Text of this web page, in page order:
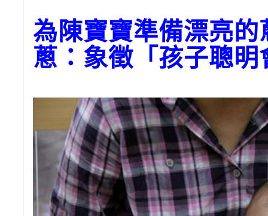
為陳寶寶準備漂亮的
蔥：象徵「孩子聰明